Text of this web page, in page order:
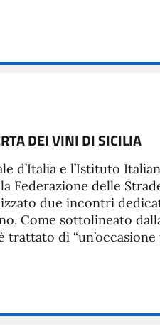
DEI VINI DI SICILIA
d’Italia e l’Istituto
Federazione delle
due incontri
Come sottolineato
trattato di